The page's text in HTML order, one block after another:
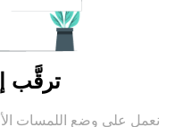
ترقَّب
نعمل على وضع اللمسات